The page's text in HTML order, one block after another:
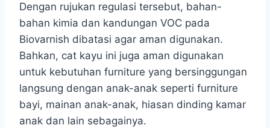
Dengan rujukan regulasi tersebut, bahan-
bahan kimia dan kandungan VOC pada
Biovarnish dibatasi agar aman digunakan.
Bahkan, cat kayu ini juga aman digunakan
untuk kebutuhan furniture yang bersinggungan
langsung dengan anak-anak seperti furniture
bayi, mainan anak-anak, hiasan dinding kamar
anak dan lain sebagainya.